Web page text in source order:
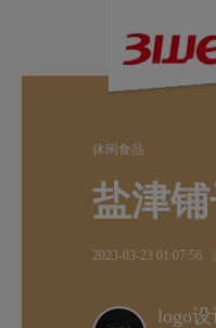
休闲食品
盐津
2023-03-23 01:07:56
logo